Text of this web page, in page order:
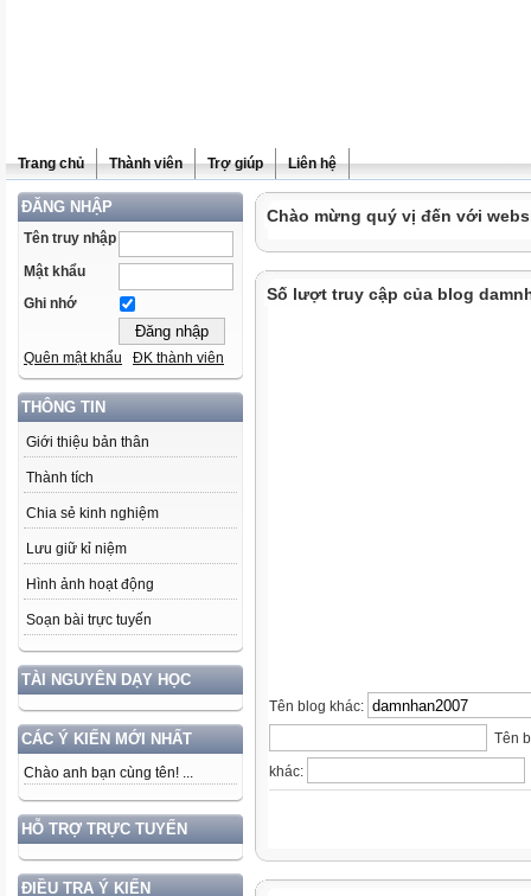
Trang chủ Thành viên Trợ giúp Liên hệ
ĐĂNG NHẬP
Tên truy nhập
Mật khẩu
Ghi nhớ
Quên mật khẩu ĐK thành viên
THÔNG TIN
Giới thiệu bản thân
Thành tích
Chia sẻ kinh nghiệm
Lưu giữ kỉ niệm
Hình ảnh hoạt động
Soạn bài trực tuyến
TÀI NGUYÊN DẠY HỌC
CÁC Ý KIẾN MỚI NHẤT
Chào anh bạn cùng tên! ...
HỖ TRỢ TRỰC TUYẾN
ĐIỀU TRA Ý KIẾN
Chào mừng quý vị đến với
Số lượt truy cập của blog
Tên blog khác:
Tên
khác: